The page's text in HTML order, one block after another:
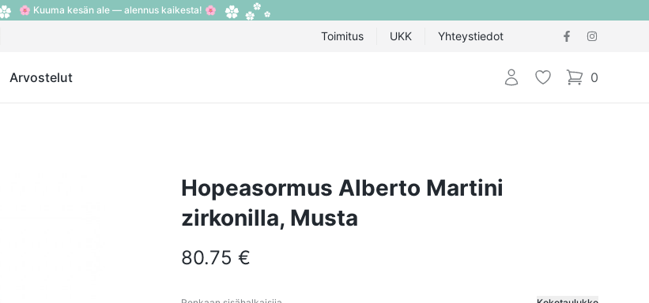
🌸 Kuuma kesän ale — alennus kaikesta! 🌸
Toimitus UKK Yhteystiedot
Arvostelut Kirjaudu sisään
Toivelista 0
items in cart,
Hopeasormus Alberto Martini
zirkonilla, Musta
80.75 €